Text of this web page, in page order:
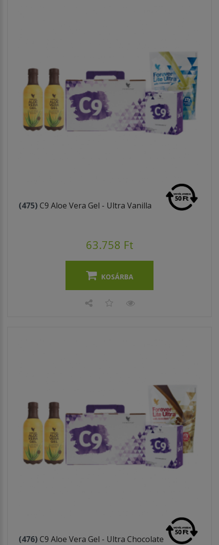
(475)C9 Aloe Vera Gel - Ultra Vanilla
63.758 Ft
KOSÁRBA
(476)C9 Aloe Vera Gel - Ultra Chocolate